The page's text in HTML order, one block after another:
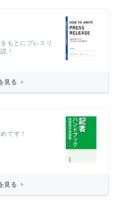
もとにプレスリ
！
見る
です！
見る